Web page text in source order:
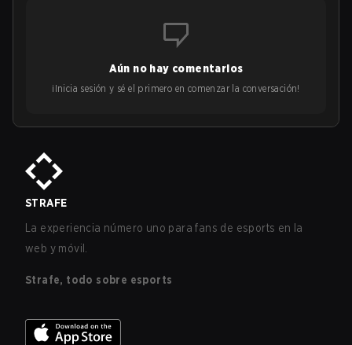
Aún no hay comentarios
¡Inicia sesión y sé el primero en comenzar la conversación!
STRAFE
La experiencia número uno para fans de esports en la
web y móvil.
Strafe, todo sobre esports